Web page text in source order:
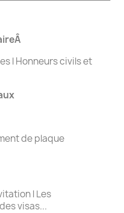
l Honneurs civils et
de plaque
l Les
visas...